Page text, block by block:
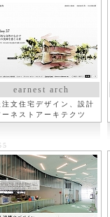
earnest arch
注文住宅デザイン、設計
ーネストアーキテクツ